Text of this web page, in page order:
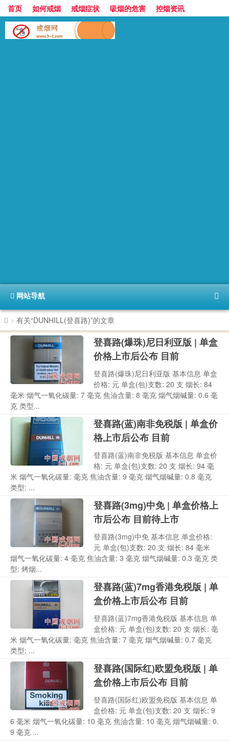
首页 如何戒烟 戒烟症状 吸烟的危害
控烟资讯
香烟的世界
香烟价格表
网站导航
> 有关“DUNHILL(登喜路)”的文章
登喜路(爆珠)尼日利亚版 | 单盒
价格上市后公布 目前
登喜路(爆珠)尼日利亚版 基本信息 单盒
价格: 元 单盒(包)支数: 20 支 烟长: 84
毫米 烟气一氧化碳量: 7 毫克 焦油含量: 8 毫克 烟气烟碱量: 0.6 毫
克 类型...
登喜路(蓝)南非免税版 | 单盒价
格上市后公布 目前
登喜路(蓝)南非免税版 基本信息 单盒价
格: 元 单盒(包)支数: 20 支 烟长: 94 毫
米 烟气一氧化碳量: 毫克 焦油含量: 9 毫克 烟气烟碱量: 0.8 毫克
类型: ...
登喜路(3mg)中免 | 单盒价格上
市后公布 目前待上市
登喜路(3mg)中免 基本信息 单盒价格:
元 单盒(包)支数: 20 支 烟长: 84 毫米
烟气一氧化碳量: 4 毫克 焦油含量: 3 毫克 烟气烟碱量: 0.3 毫克 类
型: 烤烟...
登喜路(蓝)7mg香港免税版 | 单
盒价格上市后公布 目前
登喜路(蓝)7mg香港免税版 基本信息 单
盒价格: 元 单盒(包)支数: 20 支 烟长: 毫
米 烟气一氧化碳量: 毫克 焦油含量: 7 毫克 烟气烟碱量: 0.7 毫克
类型: ...
登喜路(国际红)欧盟免税版 | 单
盒价格上市后公布 目前
登喜路(国际红)欧盟免税版 基本信息 单
盒价格: 元 单盒(包)支数: 20 支 烟长: 9
6 毫米 烟气一氧化碳量: 10 毫克 焦油含量: 10 毫克 烟气烟碱量: 0.
9 毫克 ...